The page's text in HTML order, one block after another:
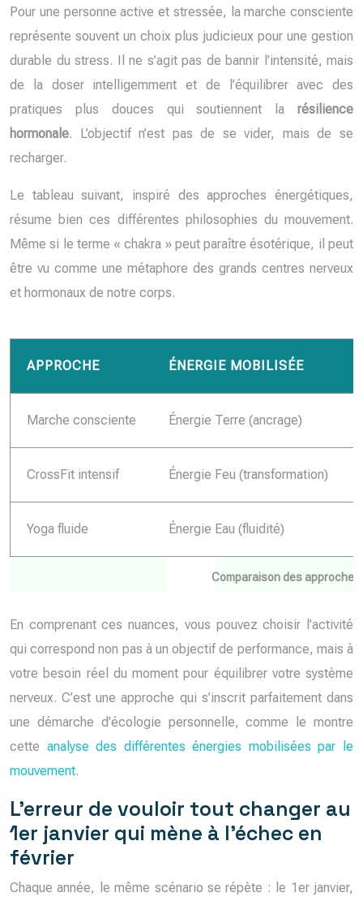
Pour une personne active et stressée, la marche consciente
représente souvent un choix plus judicieux pour une gestion
durable du stress. Il ne s’agit pas de bannir l’intensité, mais
de la doser intelligemment et de l’équilibrer avec des
pratiques plus douces qui soutiennent la résilience
hormonale. L’objectif n’est pas de se vider, mais de se
recharger.
Le tableau suivant, inspiré des approches énergétiques,
résume bien ces différentes philosophies du mouvement.
Même si le terme « chakra » peut paraître ésotérique, il peut
être vu comme une métaphore des grands centres nerveux
et hormonaux de notre corps.
Comparaison des
APPROCHE ÉNERGIE MOBILISÉE
Marche consciente Énergie Terre (ancrage)
CrossFit intensif Énergie Feu (transformation)
Yoga fluide Énergie Eau (fluidité)
En comprenant ces nuances, vous pouvez choisir l’activité
qui correspond non pas à un objectif de performance, mais à
votre besoin réel du moment pour équilibrer votre système
nerveux. C’est une approche qui s’inscrit parfaitement dans
une démarche d’écologie personnelle, comme le montre
cette analyse des différentes énergies mobilisées par le
mouvement.
L’erreur de vouloir tout changer au
1er janvier qui mène à l’échec en
février
Chaque année, le même scénario se répète : le 1er janvier,